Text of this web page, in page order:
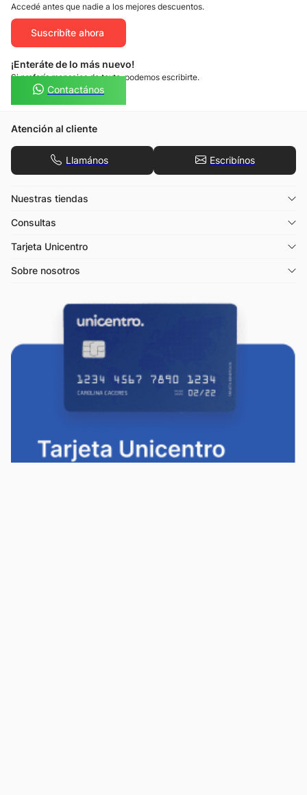
Accedé antes que nadie a los mejores descuentos.
Suscribíte ahora
¡Enteráte de lo más nuevo!
Si preferís mensajes de texto, podemos escribirte.
Contactános
Atención al cliente
Llamános Escribínos
Nuestras tiendas
Consultas
Tarjeta Unicentro
Sobre nosotros